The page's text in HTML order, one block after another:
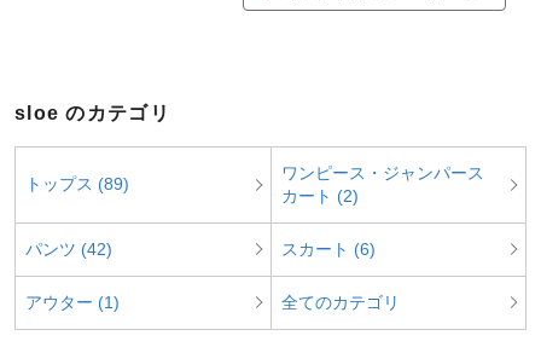
sloe のカテゴリ
トップス (89)
ワンピース・ジャンパース
カート (2)
パンツ (42) スカート (6)
アウター (1) 全てのカテゴリ